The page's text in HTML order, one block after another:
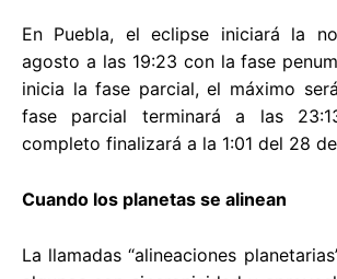
En Puebla, el eclipse iniciará la
agosto a las 19:23 con la fase
inicia la fase parcial, el máximo
fase parcial terminará a las
completo finalizará a la 1:01 del 28
Cuando los planetas se alinean
La llamadas “alineaciones